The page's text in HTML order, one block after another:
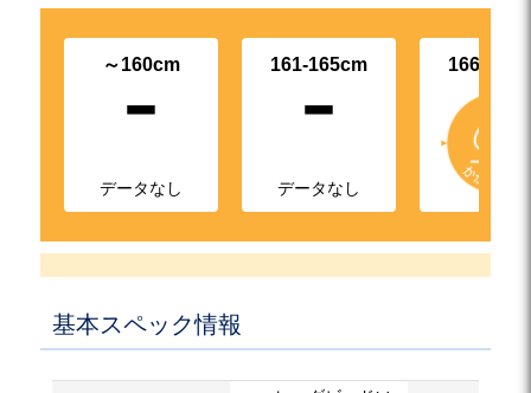
～160cm
-
データなし
161-165cm
-
データなし
166-
基本スペック情報